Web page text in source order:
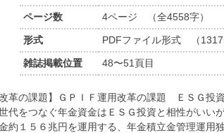
ページ数 4ページ （全4558字）
形式 PDFファイル形式 （
雑誌掲載位置 48〜51頁目
革の課題】ＧＰＩＦ運用改革の課題 ＥＳＧ投
代をつなぐ年金資金はＥＳＧ投資と相性がい
約１５６兆円を運用する、年金積立金管理運用